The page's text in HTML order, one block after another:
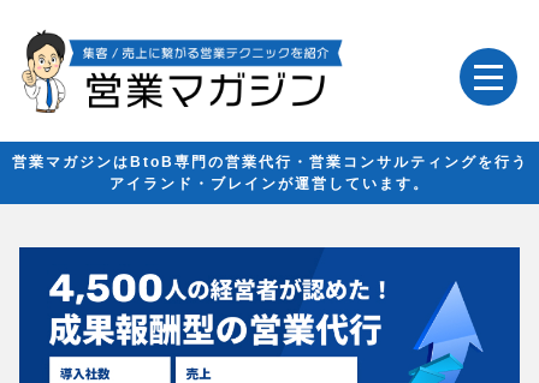
営業マガジンはBtoB専門の営業代行・営業コンサルティングを行う
アイランド・ブレインが運営しています。